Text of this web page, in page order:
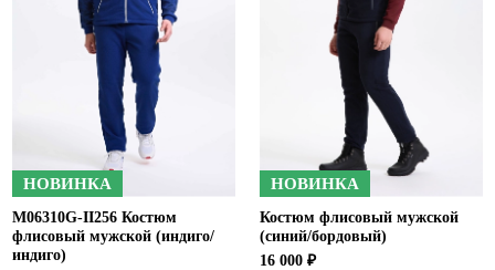
Ханты-Мансийский автономный округ (3)
Челябинская область (2)
Ямало-Ненецкий автономный округ (1)
Ярославская область (1)
НОВИНКА
M06310G-II256 Костюм
флисовый мужской (индиго/
индиго)
НОВИНКА
Костюм флисовый мужской
(синий/бордовый)
16 000 ₽